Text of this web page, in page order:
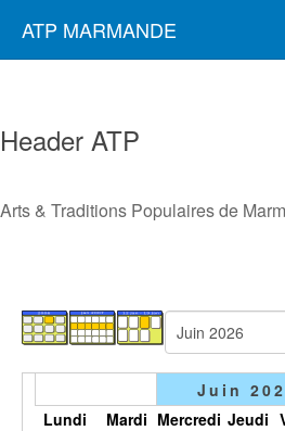
ATP MARMANDE
Header ATP
Arts & Traditions Populaires de
Juin
Lundi
Mardi Mercredi Jeudi